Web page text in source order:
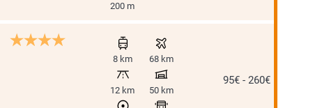
200 m
8 km 68 km
12 km 50 km
95€ - 260€